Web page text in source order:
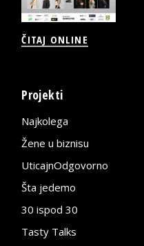
ČITAJ ONLINE
Projekti
Najkolega
Žene u biznisu
UticajnOdgovorno
Šta jedemo
30 ispod 30
Tasty Talks